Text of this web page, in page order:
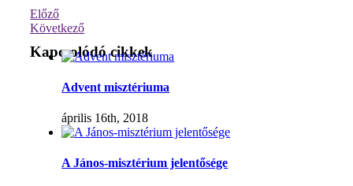
Előző
Következő
Kapcsolódó cikkek
Advent misztériuma
április 16th, 2018
A János-misztérium jelentősége